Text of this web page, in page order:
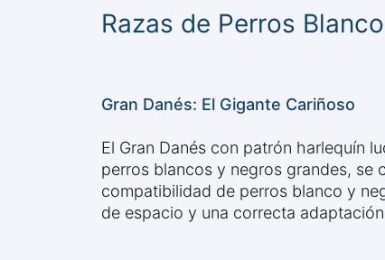
Razas de Perros
Gran Danés: El Gigante Cariñoso
El Gran Danés con patrón harlequín
perros blancos y negros grandes, se
compatibilidad de perros blanco y
de espacio y una correcta